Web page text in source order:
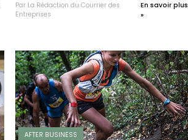
Par La Rédaction du Courrier des
Entreprises
En savoir plus
»
AFTER BUSINESS